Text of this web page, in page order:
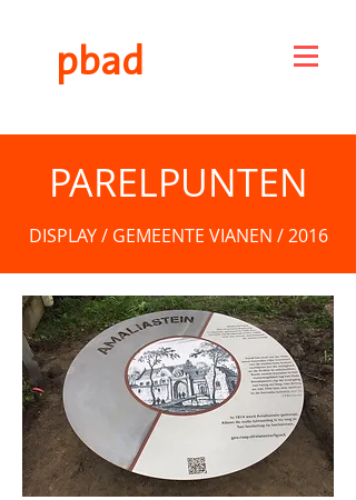
pbad
PARELPUNTEN
DISPLAY / GEMEENTE VIANEN / 2016